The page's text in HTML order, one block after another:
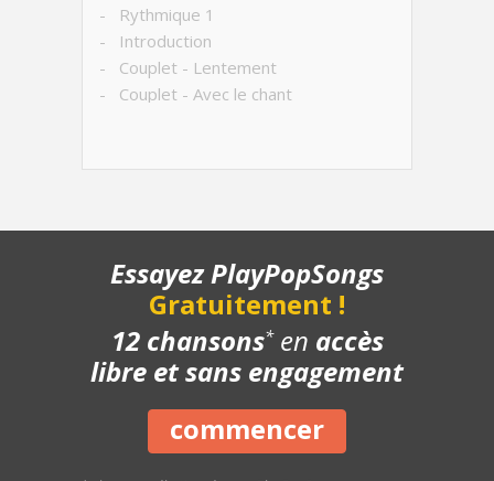
- Rythmique 1
- Introduction
- Couplet - Lentement
- Couplet - Avec le chant
- Refrain - Lentement
- Pont
- Chanson complète
- Playback piano
Essayez PlayPopSongs
Gratuitement !
12 chansons*en accès
libre et sans engagement
commencer